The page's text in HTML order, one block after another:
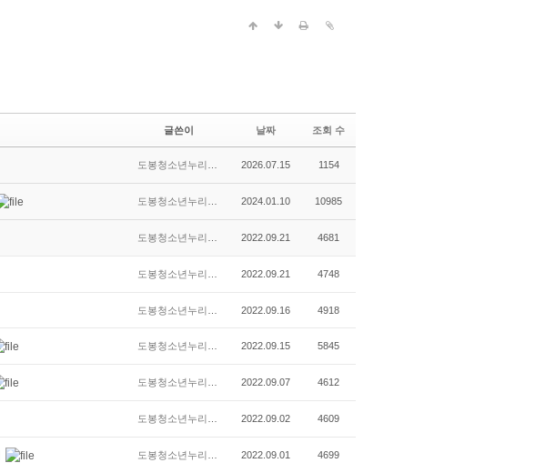
글쓴이 날짜 조회 수
2026.07.15 1154
2024.01.10 10985
2022.09.21 4681
2022.09.21 4748
2022.09.16 4918
2022.09.15 5845
2022.09.07 4612
2022.09.02 4609
2022.09.01 4699